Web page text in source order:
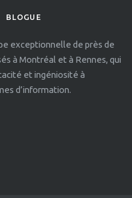
BLOGUE
exceptionnelle de près de
à Montréal et à Rennes, qui
et ingéniosité à
d’information.